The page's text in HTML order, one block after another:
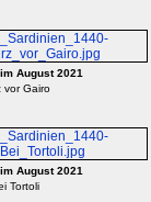
August 2021
vor Gairo
August 2021
Tortoli